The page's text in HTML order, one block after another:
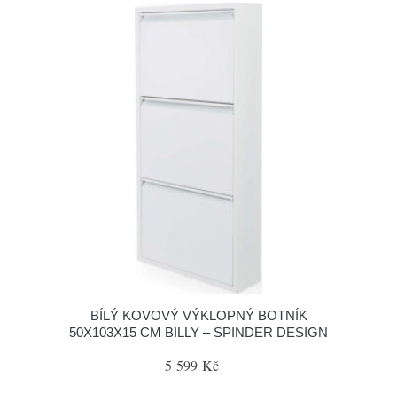
BÍLÝ KOVOVÝ VÝKLOPNÝ BOTNÍK
50X103X15 CM BILLY – SPINDER DESIGN
5 599 Kč